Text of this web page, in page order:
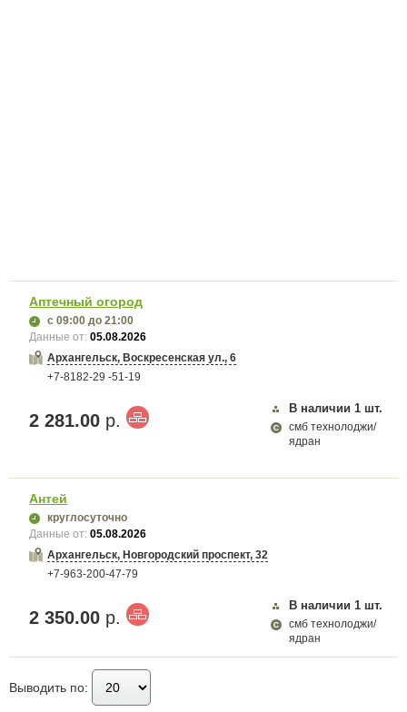
Аптечный огород
с 09:00 до 21:00
Данные от:05.08.2026
Архангельск, Воскресенская ул., 6
+7-8182-29 -51-19
2 281.00 р.
В наличии 1 шт.
смб технолоджи/
ядран
Антей
круглосуточно
Данные от:05.08.2026
Архангельск, Новгородский проспект, 32
+7-963-200-47-79
2 350.00 р.
В наличии 1 шт.
смб технолоджи/
ядран
Выводить по: